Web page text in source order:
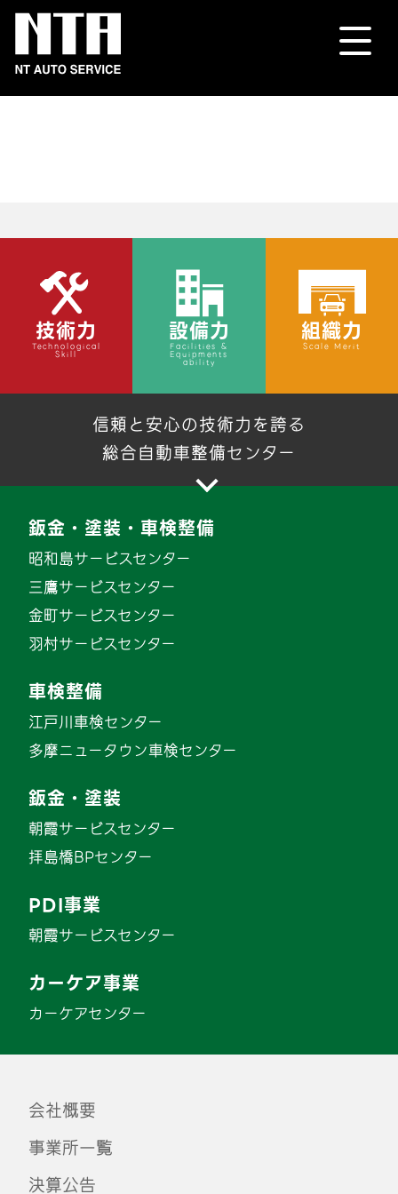
技術力
Technological
Skill
設備力
Facilities &
Equipments
ability
組織力
Scale Merit
信頼と安心の技術力を誇る
総合自動車整備センター
鈑金・塗装・車検整備
昭和島サービスセンター
三鷹サービスセンター
金町サービスセンター
羽村サービスセンター
車検整備
江戸川車検センター
多摩ニュータウン車検センター
鈑金・塗装
朝霞サービスセンター
拝島橋BPセンター
PDI事業
朝霞サービスセンター
カーケア事業
カーケアセンター
会社概要
事業所一覧
決算公告